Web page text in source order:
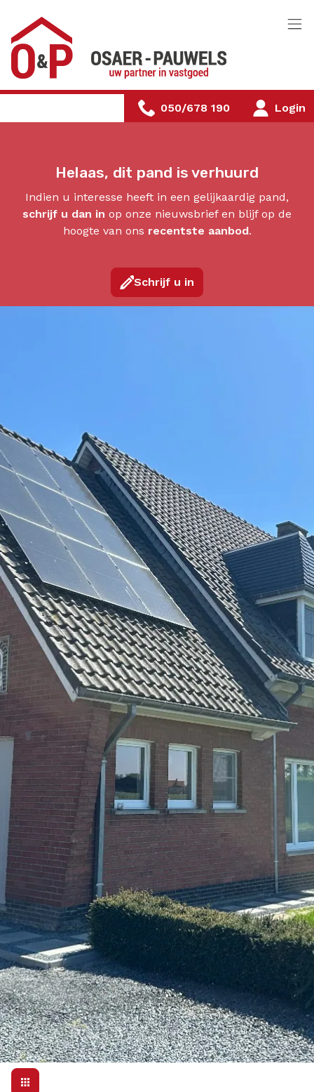
050/678 190 Login
Helaas, dit pand is verhuurd
Indien u interesse heeft in een gelijkaardig pand,
schrijf u dan in op onze nieuwsbrief en blijf op de
hoogte van ons recentste aanbod.
Schrijf u in